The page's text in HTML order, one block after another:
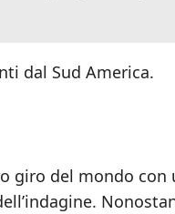
dal Sud America.
giro del mondo con